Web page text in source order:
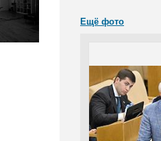
Ещё фото